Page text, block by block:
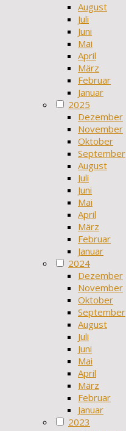
August
Juli
Juni
Mai
April
März
Februar
Januar
2025
Dezember
November
Oktober
September
August
Juli
Juni
Mai
April
März
Februar
Januar
2024
Dezember
November
Oktober
September
August
Juli
Juni
Mai
April
März
Februar
Januar
2023